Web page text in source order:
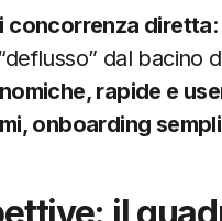
concorrenza diretta
dal bacino
rapide e
onboarding